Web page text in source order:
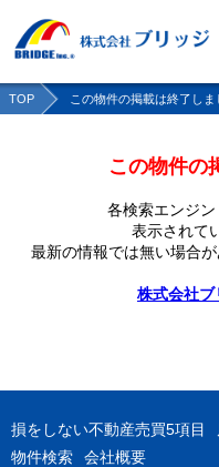
TOP この物件の掲載は終了しま
この物件の
各検索エンジ
表示されて
最新の情報では無い場合が
株式会社ブ
損をしない不動産売買5項目
物件検索
会社概要